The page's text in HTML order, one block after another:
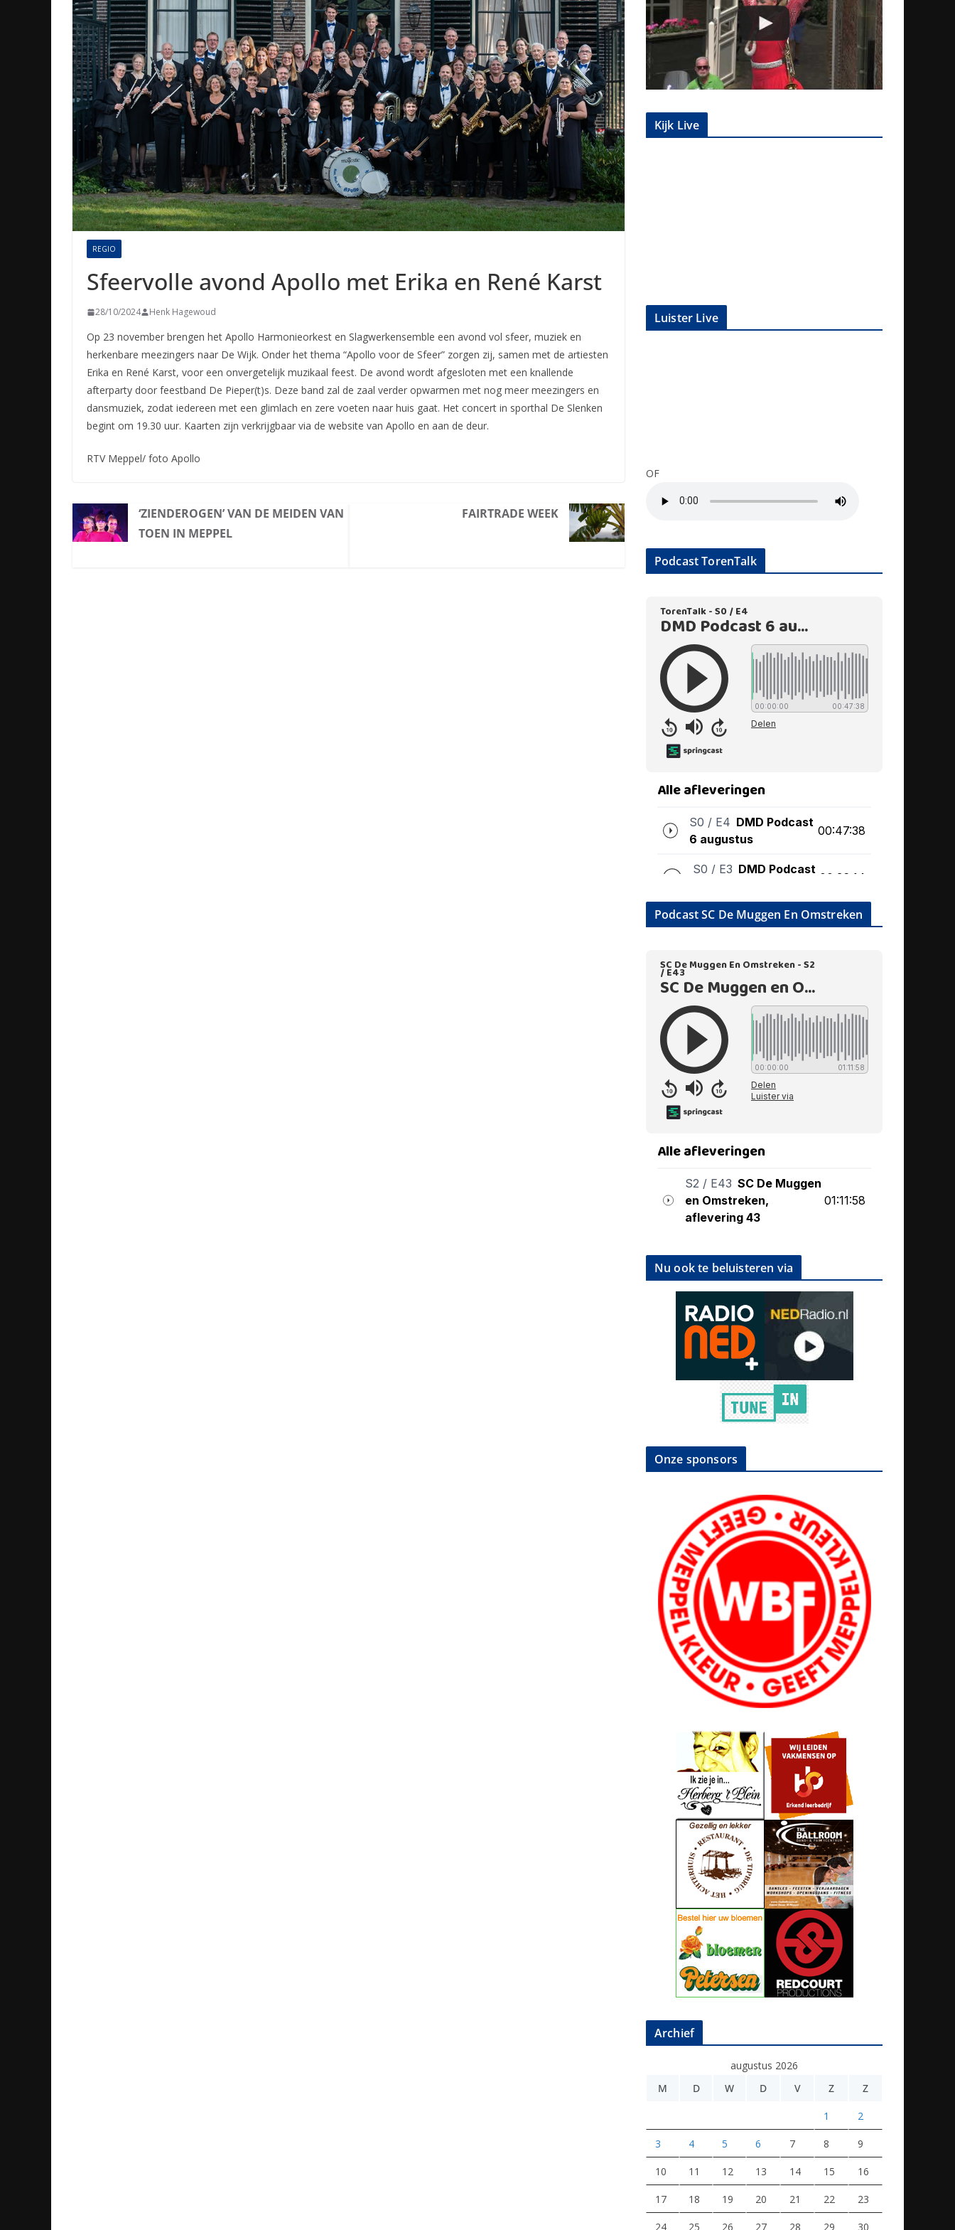
REGIO
Sfeervolle avond Apollo met Erika en René Karst
28/10/2024 Henk Hagewoud
Op 23 november brengen het Apollo Harmonieorkest en Slagwerkensemble een avond vol sfeer, muziek en
herkenbare meezingers naar De Wijk. Onder het thema “Apollo voor de Sfeer” zorgen zij, samen met de artiesten
Erika en René Karst, voor een onvergetelijk muzikaal feest. De avond wordt afgesloten met een knallende
afterparty door feestband De Pieper(t)s. Deze band zal de zaal verder opwarmen met nog meer meezingers en
dansmuziek, zodat iedereen met een glimlach en zere voeten naar huis gaat. Het concert in sporthal De Slenken
begint om 19.30 uur. Kaarten zijn verkrijgbaar via de website van Apollo en aan de deur.
RTV Meppel/ foto Apollo
‘ZIENDEROGEN’ VAN DE MEIDEN VAN
TOEN IN MEPPEL
FAIRTRADE WEEK
Kijk Live
Luister Live
OF
Podcast TorenTalk
Podcast SC De Muggen En Omstreken
Nu ook te beluisteren via
Onze sponsors
Archief
augustus 2026
M
D W D V Z Z
1 2
3 4 5 6 7 8 9
10 11 12 13 14 15 16
17 18 19 20 21 22 23
24 25 26 27 28 29 30